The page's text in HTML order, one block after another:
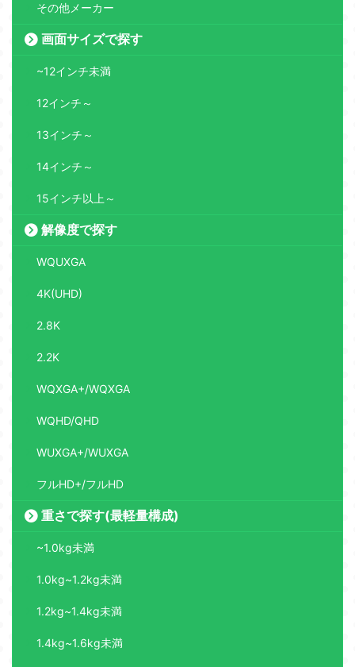
その他メーカー
画面サイズで探す
~12インチ未満
12インチ～
13インチ～
14インチ～
15インチ以上～
解像度で探す
WQUXGA
4K(UHD)
2.8K
2.2K
WQXGA+/WQXGA
WQHD/QHD
WUXGA+/WUXGA
フルHD+/フルHD
重さで探す(最軽量構成)
~1.0kg未満
1.0kg~1.2kg未満
1.2kg~1.4kg未満
1.4kg~1.6kg未満